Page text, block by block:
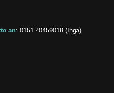
an: 0151-40459019 (Inga)